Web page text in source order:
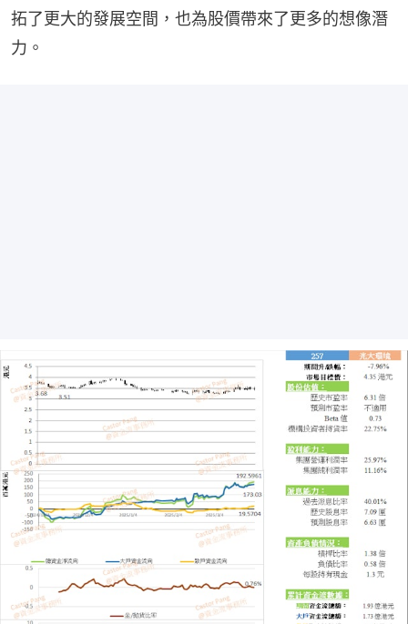
拓了更大的發展空間，也為股價帶來了更多的想像潛
力。